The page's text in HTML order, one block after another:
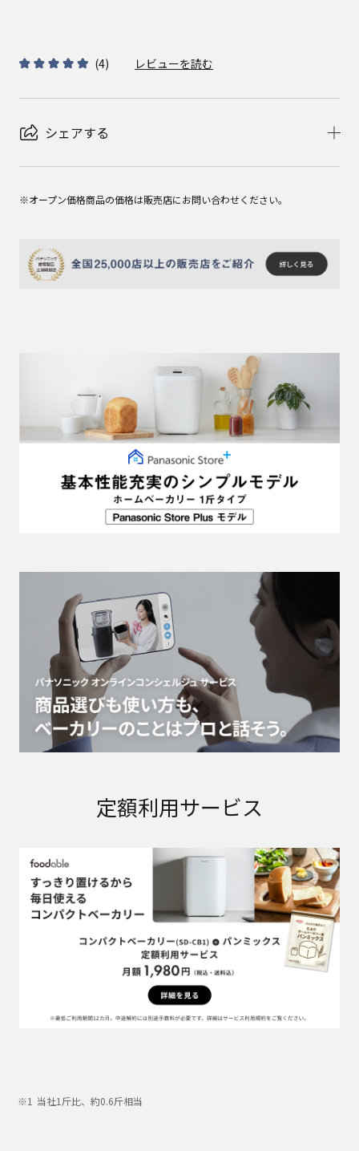
(4) レビューを読む
シェアする
※オープン価格商品の価格は販売店にお問い合わせください。
定額利用サービス
当社1斤比、約0.6斤相当